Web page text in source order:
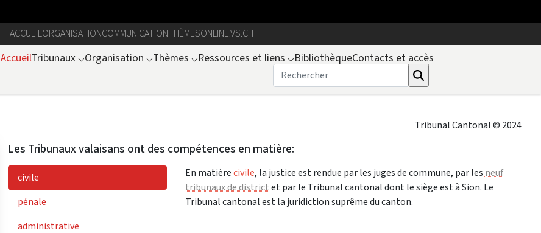
ACCUEILORGANISATIONCOMMUNICATIONTHÈMESONLINE.VS.CH
AccueilTribunaux⌵Organisation ⌵Thèmes ⌵Ressources et liens ⌵BibliothèqueContacts et accès
Tribunal Cantonal © 2024
Les Tribunaux valaisans ont des compétences en matière:
civile
pénale
administrative
En matièrecivile, la justice est rendue par les juges de commune, par les neuf
tribunaux de districtet par le Tribunal cantonal dont le siège est à Sion. Le
Tribunal cantonal est la juridiction suprême du canton.